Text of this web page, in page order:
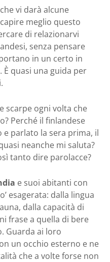
vi darà alcune
meglio questo
di relazionarvi
senza pensare
in un certo in
quasi una guida per
scarpe ogni volta che
Perché il finlandese
e parlato la sera prima, il
neanche mi saluta?
tanto dire parolacce?
e suoi abitanti con
esagerata: dalla lingua
dalla capacità di
frase a quella di bere
Guarda ai loro
un occhio esterno e ne
che a volte forse non